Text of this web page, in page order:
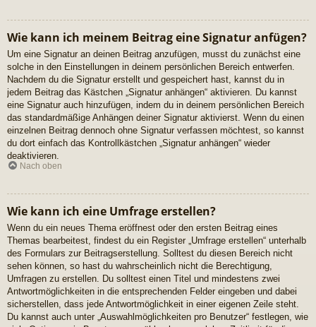
Wie kann ich meinem Beitrag eine Signatur anfügen?
Um eine Signatur an deinen Beitrag anzufügen, musst du zunächst eine
solche in den Einstellungen in deinem persönlichen Bereich entwerfen.
Nachdem du die Signatur erstellt und gespeichert hast, kannst du in
jedem Beitrag das Kästchen „Signatur anhängen“ aktivieren. Du kannst
eine Signatur auch hinzufügen, indem du in deinem persönlichen Bereich
das standardmäßige Anhängen deiner Signatur aktivierst. Wenn du einen
einzelnen Beitrag dennoch ohne Signatur verfassen möchtest, so kannst
du dort einfach das Kontrollkästchen „Signatur anhängen“ wieder
deaktivieren.
Nach oben
Wie kann ich eine Umfrage erstellen?
Wenn du ein neues Thema eröffnest oder den ersten Beitrag eines
Themas bearbeitest, findest du ein Register „Umfrage erstellen“ unterhalb
des Formulars zur Beitragserstellung. Solltest du diesen Bereich nicht
sehen können, so hast du wahrscheinlich nicht die Berechtigung,
Umfragen zu erstellen. Du solltest einen Titel und mindestens zwei
Antwortmöglichkeiten in die entsprechenden Felder eingeben und dabei
sicherstellen, dass jede Antwortmöglichkeit in einer eigenen Zeile steht.
Du kannst auch unter „Auswahlmöglichkeiten pro Benutzer“ festlegen, wie